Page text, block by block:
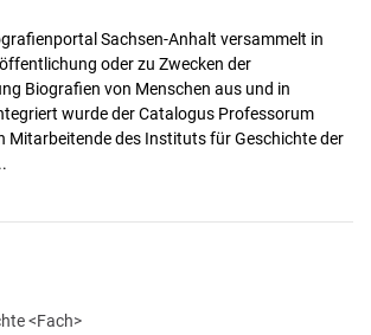
Sachsen-Anhalt versammelt in
oder zu Zwecken der
Biografien von Menschen aus und in
wurde der Catalogus Professorum
Mitarbeitende des Instituts für Geschichte der
<Fach>